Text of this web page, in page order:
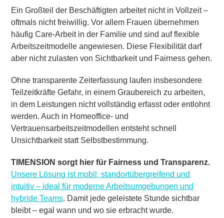
Ein Großteil der Beschäftigten arbeitet nicht in Vollzeit –
oftmals nicht freiwillig. Vor allem Frauen übernehmen
häufig Care-Arbeit in der Familie und sind auf flexible
Arbeitszeitmodelle angewiesen. Diese Flexibilität darf
aber nicht zulasten von Sichtbarkeit und Fairness gehen.
Ohne transparente Zeiterfassung laufen insbesondere
Teilzeitkräfte Gefahr, in einem Graubereich zu arbeiten,
in dem Leistungen nicht vollständig erfasst oder entlohnt
werden. Auch in Homeoffice- und
Vertrauensarbeitszeitmodellen entsteht schnell
Unsichtbarkeit statt Selbstbestimmung.
TIMENSION sorgt hier für Fairness und Transparenz.
Unsere Lösung ist mobil, standortübergreifend und
intuitiv – ideal für moderne Arbeitsumgebungen und
hybride Teams. Damit jede geleistete Stunde sichtbar
bleibt – egal wann und wo sie erbracht wurde.